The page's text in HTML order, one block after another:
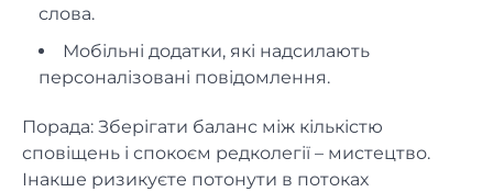
слова.
Мобільні додатки, які надсилають
персоналізовані повідомлення.
Порада: Зберігати баланс між кількістю
сповіщень і спокоєм редколегії – мистецтво.
Інакше ризикуєте потонути в потоках